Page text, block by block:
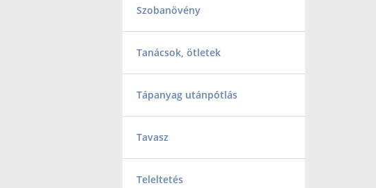
Szobanövény
Tanácsok, ötletek
Tápanyag utánpótlás
Tavasz
Teleltetés